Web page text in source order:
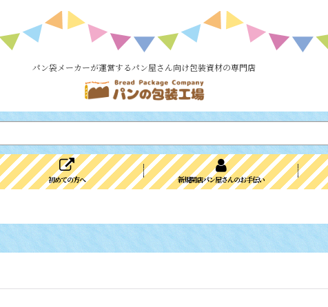
パン袋メーカーが運営するパン屋さん向け包装資材の専門店
初めての方へ 新規開店パン屋さんのお手伝い